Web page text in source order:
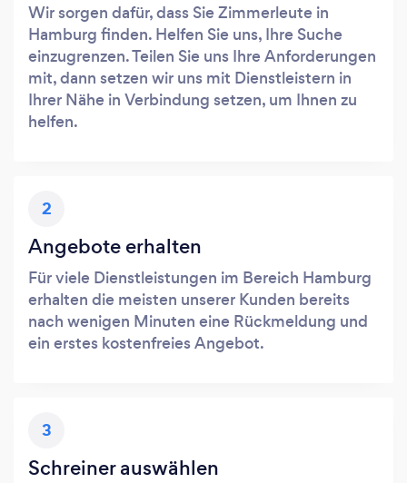
Wir sorgen dafür, dass Sie Zimmerleute in
Hamburg finden. Helfen Sie uns, Ihre Suche
einzugrenzen. Teilen Sie uns Ihre Anforderungen
mit, dann setzen wir uns mit Dienstleistern in
Ihrer Nähe in Verbindung setzen, um Ihnen zu
helfen.
2
Angebote erhalten
Für viele Dienstleistungen im Bereich Hamburg
erhalten die meisten unserer Kunden bereits
nach wenigen Minuten eine Rückmeldung und
ein erstes kostenfreies Angebot.
3
Schreiner auswählen